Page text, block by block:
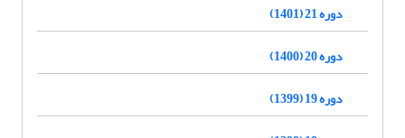
دوره 21 (1401)
دوره 20 (1400)
دوره 19 (1399)